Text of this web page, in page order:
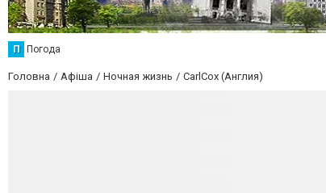
П Погода
Головна Афіша Ночная жизнь CarlCox (Англия)